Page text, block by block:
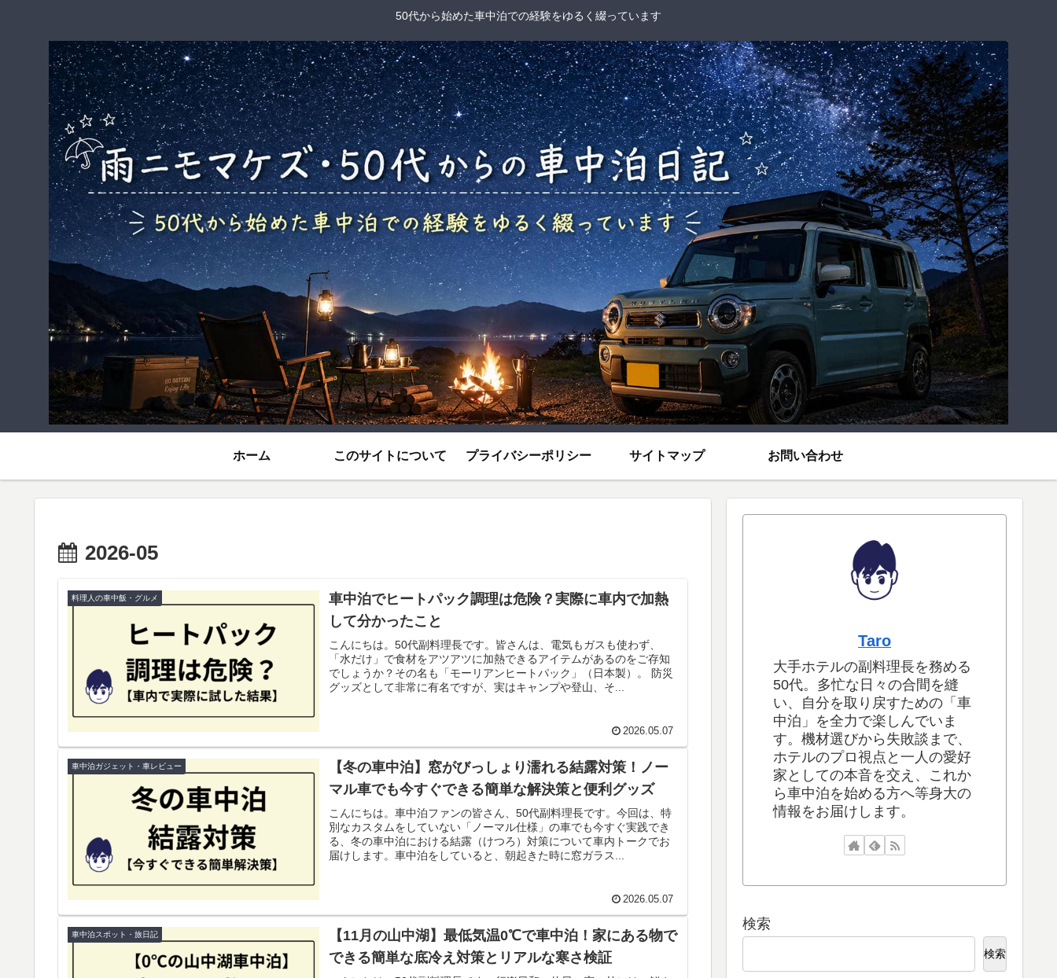
50代から始めた車中泊での経験をゆるく綴っています
ホーム このサイトについて プライバシーポリシー サイトマップ お問い合わせ
2026-05
料理人の車中飯・グルメ
車中泊でヒートパック調理は危険？実際に車内で加熱
して分かったこと
こんにちは。50代副料理長です。皆さんは、電気もガスも使わず、
「水だけ」で食材をアツアツに加熱できるアイテムがあるのをご存知
でしょうか？その名も「モーリアンヒートパック」（日本製）。 防災
グッズとして非常に有名ですが、実はキャンプや登山、そ...
2026.05.07
車中泊ガジェット・車レビュー
【冬の車中泊】窓がびっしょり濡れる結露対策！ノー
マル車でも今すぐできる簡単な解決策と便利グッズ
こんにちは。車中泊ファンの皆さん、50代副料理長です。今回は、特
別なカスタムをしていない「ノーマル仕様」の車でも今すぐ実践でき
る、冬の車中泊における結露（けつろ）対策について車内トークでお
届けします。車中泊をしていると、朝起きた時に窓ガラス...
2026.05.07
車中泊スポット・旅日記
【11月の山中湖】最低気温0℃で車中泊！家にある物で
できる簡単な底冷え対策とリアルな寒さ検証
Taro
大手ホテルの副料理長を務める
50代。多忙な日々の合間を縫
い、自分を取り戻すための「車
中泊」を全力で楽しんでいま
す。機材選びから失敗談まで、
ホテルのプロ視点と一人の愛好
家としての本音を交え、これか
ら車中泊を始める方へ等身大の
情報をお届けします。
検索
検索